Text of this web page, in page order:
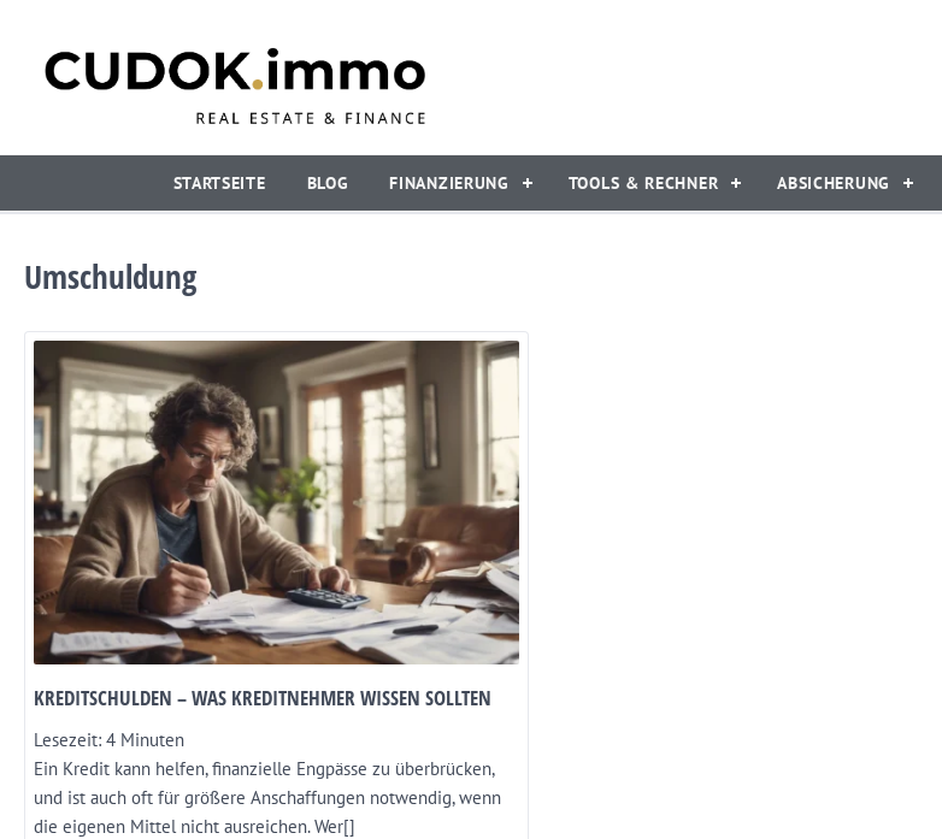
STARTSEITE BLOG FINANZIERUNG TOOLS & RECHNER ABSICHERUNG
Umschuldung
KREDITSCHULDEN – WAS KREDITNEHMER WISSEN SOLLTEN
Lesezeit: 4 Minuten
Ein Kredit kann helfen, finanzielle Engpässe zu überbrücken,
und ist auch oft für größere Anschaffungen notwendig, wenn
die eigenen Mittel nicht ausreichen. Wer[]